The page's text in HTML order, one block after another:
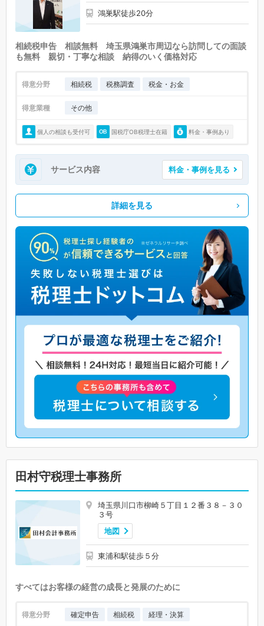
東秩父村 (0) 美里町 (0) 神川町 (0) 上里町 (0) 寄居町 (0)
宮代町 (0) 杉戸町 (0) 松伏町 (0)
鴻巣駅徒歩20分
相続税申告 相談無料 埼玉県鴻巣市周辺なら訪問しての面談
も無料 親切・丁寧な相談 納得のいく価格対応
得意分野 相続税 税務調査 税金・お金
得意業種 その他
個人の相談も受付可 国税庁OB税理士在籍 料金・事例あり
サービス内容 料金・事例を見る
詳細を見る
田村守税理士事務所
埼玉県川口市柳崎５丁目１２番３８－３０
３号
地図
東浦和駅徒歩５分
すべてはお客様の経営の成長と発展のために
得意分野 確定申告 相続税 経理・決算